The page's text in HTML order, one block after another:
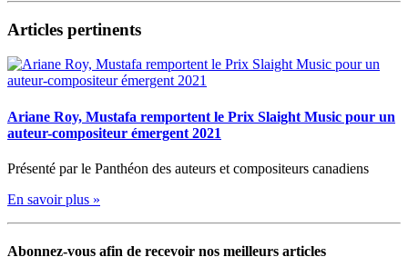
Articles pertinents
Ariane Roy, Mustafa remportent le Prix Slaight Music pour un
auteur-compositeur émergent 2021
Présenté par le Panthéon des auteurs et compositeurs canadiens
En savoir plus »
Abonnez-vous afin de recevoir nos meilleurs articles